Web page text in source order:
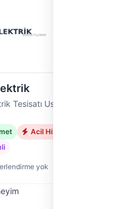
Tesisatı Ustası
Acil Hizmet
yok